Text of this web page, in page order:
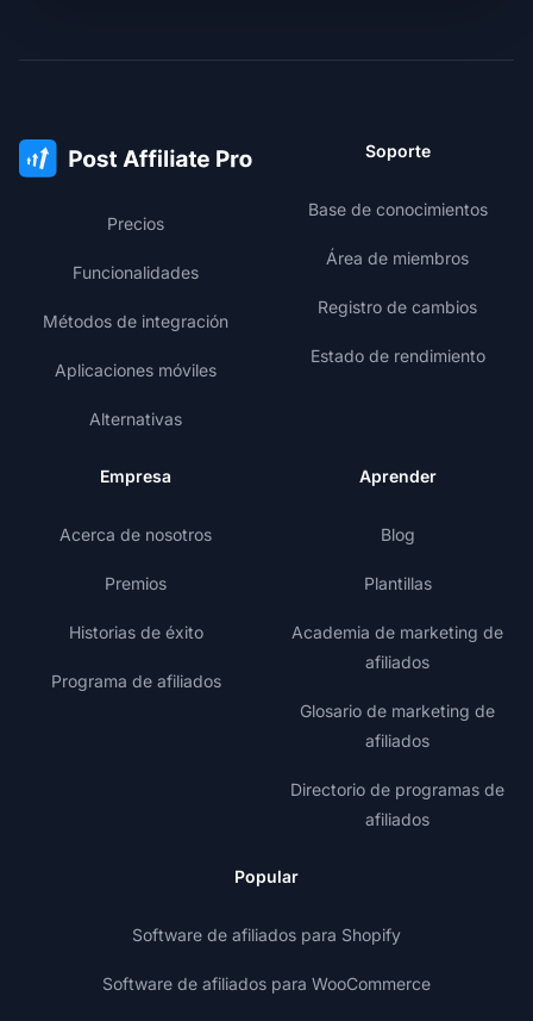
Precios
Funcionalidades
Métodos de integración
Aplicaciones móviles
Alternativas
Soporte
Base de conocimientos
Área de miembros
Registro de cambios
Estado de rendimiento
Empresa
Acerca de nosotros
Premios
Historias de éxito
Programa de afiliados
Aprender
Blog
Plantillas
Academia de marketing de
afiliados
Glosario de marketing de
afiliados
Directorio de programas de
afiliados
Popular
Software de afiliados para Shopify
Software de afiliados para WooCommerce